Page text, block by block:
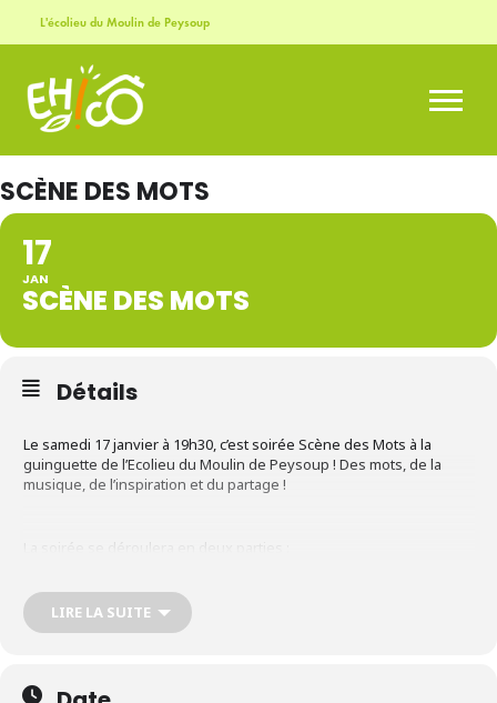
L'écolieu du Moulin de Peysoup
SCÈNE DES MOTS
17
JAN
SCÈNE DES MOTS
Détails
Le samedi 17 janvier à 19h30, c’est soirée Scène des Mots à la
guinguette de l’Ecolieu du Moulin de Peysoup ! Des mots, de la
musique, de l’inspiration et du partage !
musicien, ouvertes à tous : venez écouter, venez lire ce que vous
souhaitez !
Infos pratiques :
LIRE LA SUITE